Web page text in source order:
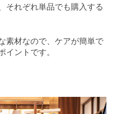
それぞれ単品でも購入する
素材なので、ケアが簡単で
イントです。